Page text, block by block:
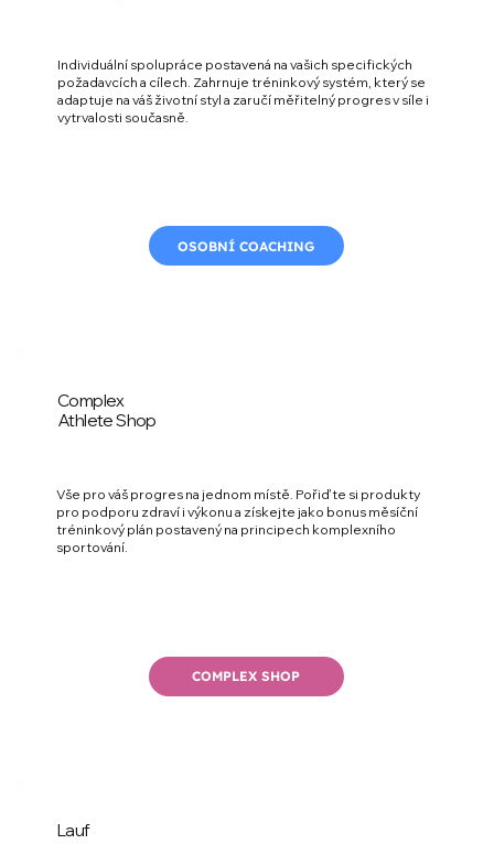
Individuální spolupráce postavená na vašich specifických
požadavcích a cílech. Zahrnuje tréninkový systém, který se
adaptuje na váš životní styl a zaručí měřitelný progres v síle i
vytrvalosti současně.
OSOBNÍ COACHING
Complex
Athlete Shop
Vše pro váš progres na jednom místě. Pořiďte si produkty
pro podporu zdraví i výkonu a získejte jako bonus měsíční
tréninkový plán postavený na principech komplexního
sportování.
COMPLEX SHOP
Lauf